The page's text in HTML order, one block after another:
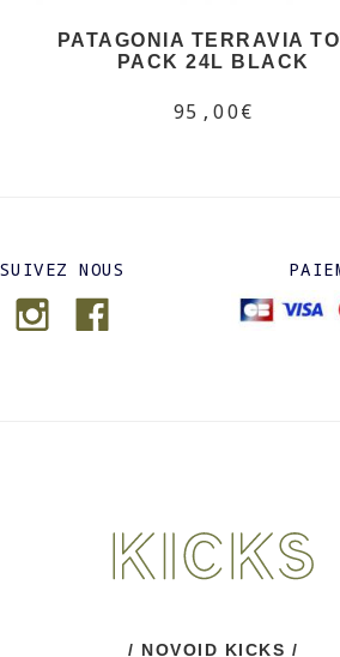
PATAGONIA TERRAVIA
PACK 24L BLACK
95,00€
SUIVEZ NOUS
/ NOVOID KICKS /